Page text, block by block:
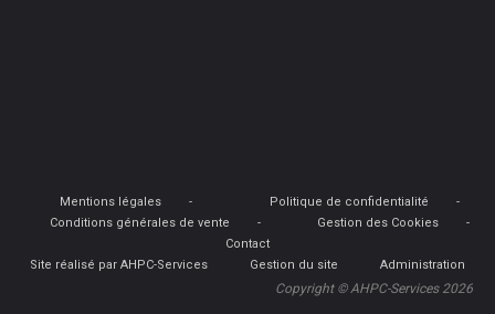
Mentions légales
Politique de confidentialité
Conditions générales de vente
Gestion des Cookies
Contact
Site réalisé par AHPC-Services
Gestion du site Administration
Copyright © AHPC-Services 2026